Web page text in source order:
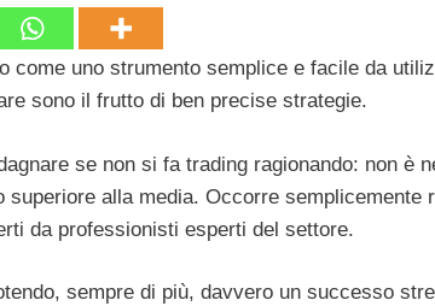
come uno strumento semplice e facile da
sono il frutto di ben precise strategie.
se non si fa trading ragionando: non è
superiore alla media. Occorre semplicemente
da professionisti esperti del settore.
sempre di più, davvero un successo